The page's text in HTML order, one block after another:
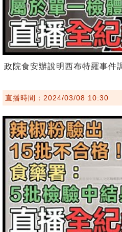
政院食安辦說明西布特羅事件
直播時間：2024/03/08 10:30